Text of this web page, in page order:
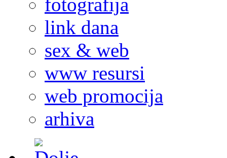
link dana
sex & web
www resursi
web promocija
arhiva